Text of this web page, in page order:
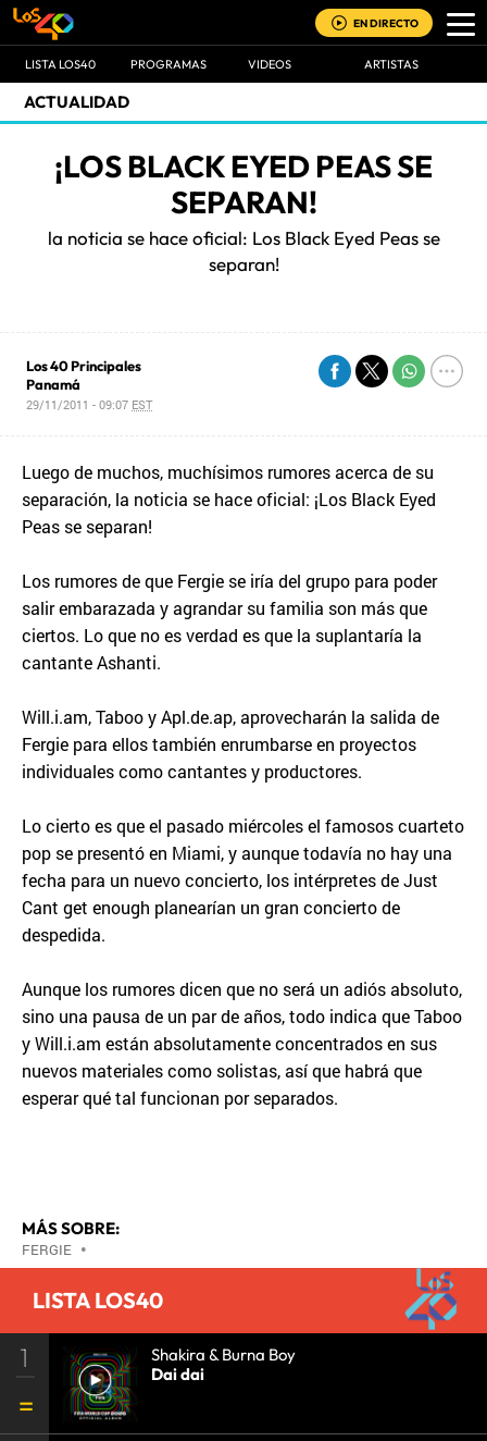
EN DIRECTO
LISTA LOS40 PROGRAMAS VIDEOS ARTISTAS
ACTUALIDAD
¡LOS BLACK EYED PEAS SE
SEPARAN!
la noticia se hace oficial: Los Black Eyed Peas se
separan!
Los 40 Principales
Panamá
29/11/2011 - 09:07 EST
Luego de muchos, muchísimos rumores acerca de su
separación, la noticia se hace oficial: ¡Los Black Eyed
Peas se separan!
Los rumores de que Fergie se iría del grupo para poder
salir embarazada y agrandar su familia son más que
ciertos. Lo que no es verdad es que la suplantaría la
cantante Ashanti.
Will.i.am, Taboo y Apl.de.ap, aprovecharán la salida de
Fergie para ellos también enrumbarse en proyectos
individuales como cantantes y productores.
Lo cierto es que el pasado miércoles el famosos cuarteto
pop se presentó en Miami, y aunque todavía no hay una
fecha para un nuevo concierto, los intérpretes de Just
Cant get enough planearían un gran concierto de
despedida.
Aunque los rumores dicen que no será un adiós absoluto,
sino una pausa de un par de años, todo indica que Taboo
y Will.i.am están absolutamente concentrados en sus
nuevos materiales como solistas, así que habrá que
esperar qué tal funcionan por separados.
MÁS SOBRE:
FERGIE •
LISTA LOS40
1
Shakira & Burna Boy
Dai dai